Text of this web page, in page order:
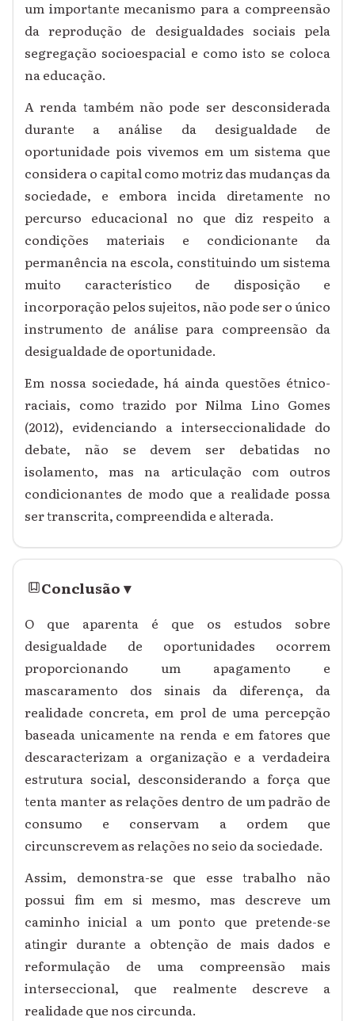
um importante mecanismo para a compreensão
da reprodução de desigualdades sociais pela
segregação socioespacial e como isto se coloca
na educação.
A renda também não pode ser desconsiderada
durante a análise da desigualdade de
oportunidade pois vivemos em um sistema que
considera o capital como motriz das mudanças da
sociedade, e embora incida diretamente no
percurso educacional no que diz respeito a
condições materiais e condicionante da
permanência na escola, constituindo um sistema
muito característico de disposição e
incorporação pelos sujeitos, não pode ser o único
instrumento de análise para compreensão da
desigualdade de oportunidade.
Em nossa sociedade, há ainda questões étnico-
raciais, como trazido por Nilma Lino Gomes
(2012), evidenciando a interseccionalidade do
debate, não se devem ser debatidas no
isolamento, mas na articulação com outros
condicionantes de modo que a realidade possa
ser transcrita, compreendida e alterada.
Conclusão▾
O que aparenta é que os estudos sobre
desigualdade de oportunidades ocorrem
proporcionando um apagamento e
mascaramento dos sinais da diferença, da
realidade concreta, em prol de uma percepção
baseada unicamente na renda e em fatores que
descaracterizam a organização e a verdadeira
estrutura social, desconsiderando a força que
tenta manter as relações dentro de um padrão de
consumo e conservam a ordem que
circunscrevem as relações no seio da sociedade.
Assim, demonstra-se que esse trabalho não
possui fim em si mesmo, mas descreve um
caminho inicial a um ponto que pretende-se
atingir durante a obtenção de mais dados e
reformulação de uma compreensão mais
interseccional, que realmente descreve a
realidade que nos circunda.